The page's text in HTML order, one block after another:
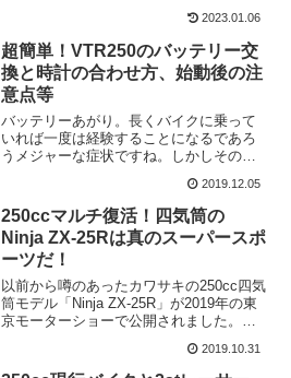
恵は非常に大きく、サーキットでのタイ
ムアップはもちろん、利便性や快適性の
向上も期待できます。また...
2023.01.06
超簡単！VTR250のバッテリー交
換と時計の合わせ方、始動後の注
意点等
バッテリーあがり。長くバイクに乗って
いれば一度は経験することになるであろ
うメジャーな症状ですね。しかしその影
ッテリーがあがるとエンジンをかけるこ
とができません。こうなると途端にバイ
クがお荷物に感じられるか...
2019.12.05
250ccマルチ復活！四気筒の
Ninja ZX-25Rは真のスーパースポ
ーツだ！
以前から噂のあったカワサキの250cc四気
筒モデル「Ninja ZX-25R」が2019年の東
京モーターショーで公開されました。
ット250やバリオスⅡなどが生産終了にな
って以来、実に12年以上も姿...
2019.10.31